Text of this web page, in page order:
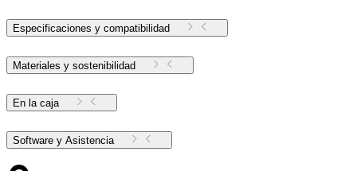
Especificaciones y compatibilidad
Materiales y sostenibilidad
En la caja
Software y Asistencia